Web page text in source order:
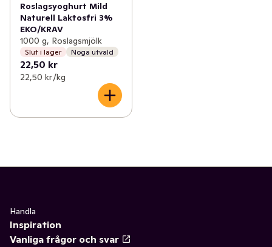
Roslagsyoghurt Mild
Naturell Laktosfri 3%
EKO/KRAV
1000 g, Roslagsmjölk
Slut i lager Noga utvald
22,50 kr
22,50 kr /kg
Handla
Inspiration
Vanliga frågor och svar